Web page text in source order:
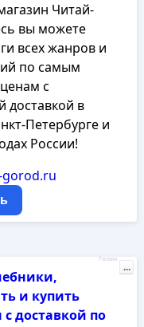
Читай-
вы можете
всех жанров и
по самым
с
доставкой в
Петербурге и
России!
и купить
доставкой по
Реклама
...